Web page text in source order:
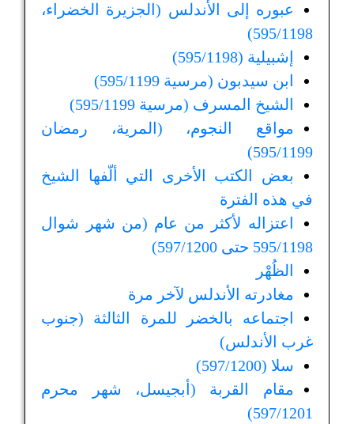
عبوره إلى الأندلس (الجزيرة الخضراء،
595/1198)
إشبيلية (595/1198)
ابن سيدبون (مرسية 595/1199)
الشيخ المسرف (مرسية 595/1199)
مواقع النجوم، (المرية، رمضان
595/1199)
بعض الكتب الأخرى التي ألّفها الشيخ
في هذه الفترة
اعتزاله لأكثر من عام (من شهر شوال
595/1198 حتى 597/1200)
الظُهْر
مغادرته الأندلس لآخر مرة
اجتماعه بالخضر للمرة الثالثة (جنوب
غرب الأندلس)
سلا (597/1200)
مقام القربة (أبجيسل، شهر محرم
597/1201)